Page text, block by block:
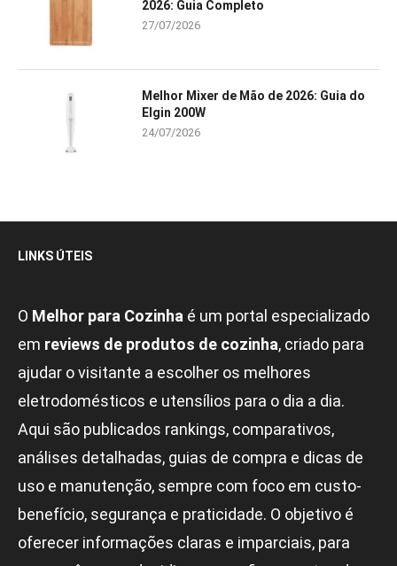
2026: Guia Completo
27/07/2026
Melhor Mixer de Mão de 2026: Guia do
Elgin 200W
24/07/2026
LINKS ÚTEIS
O Melhor para Cozinha é um portal especializado
em reviews de produtos de cozinha, criado para
ajudar o visitante a escolher os melhores
eletrodomésticos e utensílios para o dia a dia.
Aqui são publicados rankings, comparativos,
análises detalhadas, guias de compra e dicas de
uso e manutenção, sempre com foco em custo-
benefício, segurança e praticidade. O objetivo é
oferecer informações claras e imparciais, para